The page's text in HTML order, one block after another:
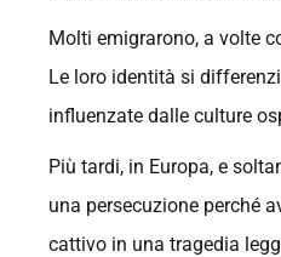
Molti emigrarono, a volte
Le loro identità si
influenzate dalle culture
Più tardi, in Europa, e
una persecuzione perché
cattivo in una tragedia